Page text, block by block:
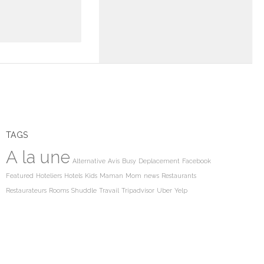
TAGS
A la une Alternative Avis Busy Deplacement Facebook
Featured Hoteliers Hotels Kids Maman Mom news Restaurants
Restaurateurs Rooms Shuddle Travail Tripadvisor Uber Yelp